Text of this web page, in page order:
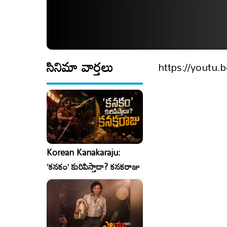
సినిమా వార్తలు
Korean Kanakaraju:
‘కనకం’ కురిపిస్తాడా? కనకరాజు
https://